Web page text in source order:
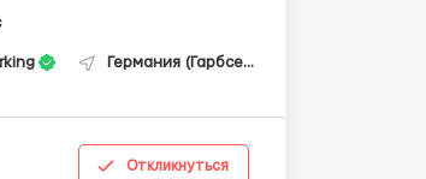
Германия (Гарбсен)
Откликнуться